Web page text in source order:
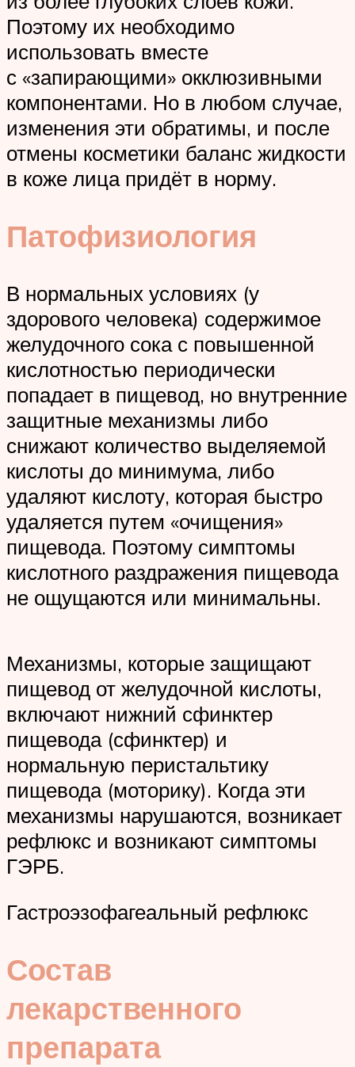
Поэтому их необходимо
использовать вместе
с «запирающими» окклюзивными
компонентами. Но в любом случае,
изменения эти обратимы, и после
отмены косметики баланс жидкости
в коже лица придёт в норму.
Патофизиология
В нормальных условиях (у
здорового человека) содержимое
желудочного сока с повышенной
кислотностью периодически
попадает в пищевод, но внутренние
защитные механизмы либо
снижают количество выделяемой
кислоты до минимума, либо
удаляют кислоту, которая быстро
удаляется путем «очищения»
пищевода. Поэтому симптомы
кислотного раздражения пищевода
не ощущаются или минимальны.
Механизмы, которые защищают
пищевод от желудочной кислоты,
включают нижний сфинктер
пищевода (сфинктер) и
нормальную перистальтику
пищевода (моторику). Когда эти
механизмы нарушаются, возникает
рефлюкс и возникают симптомы
ГЭРБ.
Гастроэзофагеальный рефлюкс
Состав
лекарственного
препарата